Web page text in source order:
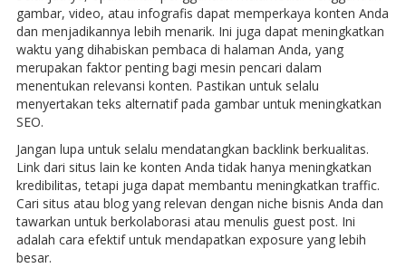
gambar, video, atau infografis dapat memperkaya konten Anda
dan menjadikannya lebih menarik. Ini juga dapat meningkatkan
waktu yang dihabiskan pembaca di halaman Anda, yang
merupakan faktor penting bagi mesin pencari dalam
menentukan relevansi konten. Pastikan untuk selalu
menyertakan teks alternatif pada gambar untuk meningkatkan
SEO.
Jangan lupa untuk selalu mendatangkan backlink berkualitas.
Link dari situs lain ke konten Anda tidak hanya meningkatkan
kredibilitas, tetapi juga dapat membantu meningkatkan traffic.
Cari situs atau blog yang relevan dengan niche bisnis Anda dan
tawarkan untuk berkolaborasi atau menulis guest post. Ini
adalah cara efektif untuk mendapatkan exposure yang lebih
besar.